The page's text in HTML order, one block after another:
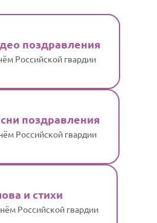
поздравления
Российской гвардии
поздравления
Российской гвардии
и стихи
Российской гвардии